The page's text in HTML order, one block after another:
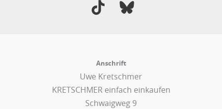
Anschrift
Uwe Kretschmer
KRETSCHMER einfach einkaufen
Schwaigweg 9